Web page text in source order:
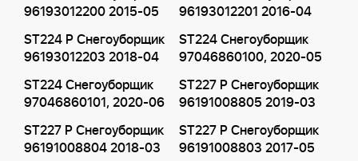
96193012200 2015-05
96193012201 2016-04
ST224 P Снегоуборщик
96193012203 2018-04
ST224 Снегоуборщик
97046860100, 2020-05
ST224 Снегоуборщик
97046860101, 2020-06
ST227 P Снегоуборщик
96191008805 2019-03
ST227 P Снегоуборщик
96191008804 2018-03
ST227 P Снегоуборщик
96191008803 2017-05